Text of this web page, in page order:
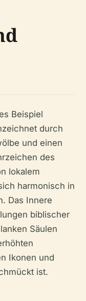
Beispiel
durch
und einen
des
lokalem
harmonisch in
Das Innere
biblischer
Säulen
Ikonen und
ist.